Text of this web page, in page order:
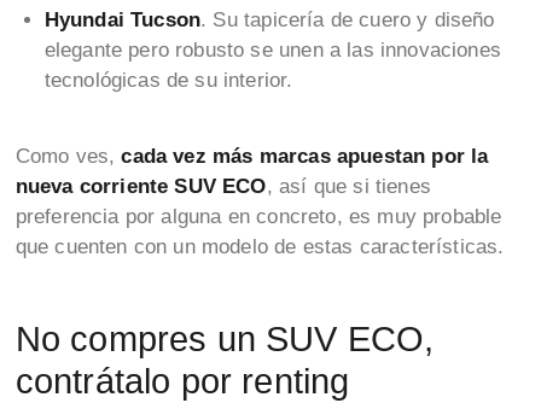
Hyundai Tucson. Su tapicería de cuero y diseño
elegante pero robusto se unen a las innovaciones
tecnológicas de su interior.
Como ves,cada vez más marcas apuestan por la
nueva corriente SUV ECO, así que si tienes
preferencia por alguna en concreto, es muy probable
que cuenten con un modelo de estas características.
No compres un SUV ECO,
contrátalo por renting